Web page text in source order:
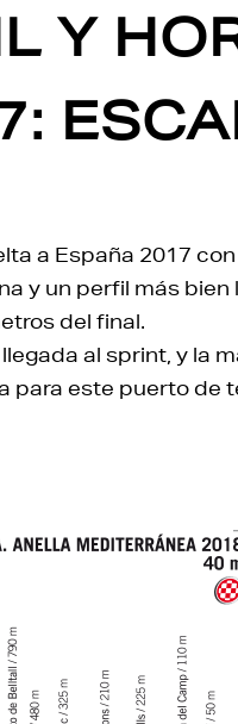
Y
a España 2017
y un perfil más bien
del final.
al sprint, y la
para este puerto de